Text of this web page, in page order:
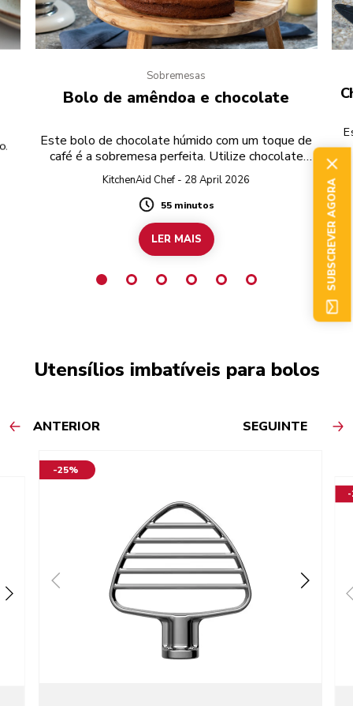
Sobremesas
Bolo de amêndoa e chocolate
Este bolo de chocolate húmido com um toque de
café é a sobremesa perfeita. Utilize chocolate
preto sem glúten para preparar a receita
completamente sem glúten.
KitchenAid Chef - 28 April 2026
Duration
55 minutos
LER MAIS
Utensílios imbatíveis para bolos
ANTERIOR SEGUINTE
-25%
-
SUBSCREVER AGORA